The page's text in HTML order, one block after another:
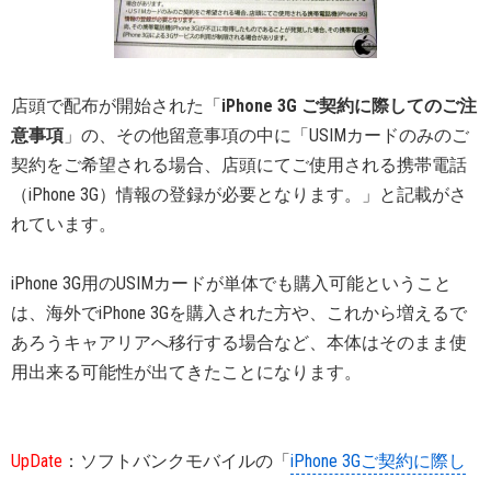
店頭で配布が開始された「iPhone 3G ご契約に際してのご注
意事項 」の、その他留意事項の中に「USIMカードのみのご
契約をご希望される場合、店頭にてご使用される携帯電話
（iPhone 3G）情報の登録が必要となります。」と記載がさ
れています。
iPhone 3G用のUSIMカードが単体でも購入可能ということ
は、海外でiPhone 3Gを購入された方や、これから増えるで
あろうキャアリアへ移行する場合など、本体はそのまま使
用出来る可能性が出てきたことになります。
UpDate ：ソフトバンクモバイルの「iPhone 3Gご契約に際し